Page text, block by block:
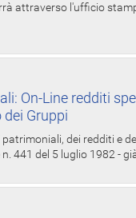
attraverso l'ufficio
On-Line redditi
Gruppi
dei redditi e
441 del 5 luglio 1982 -